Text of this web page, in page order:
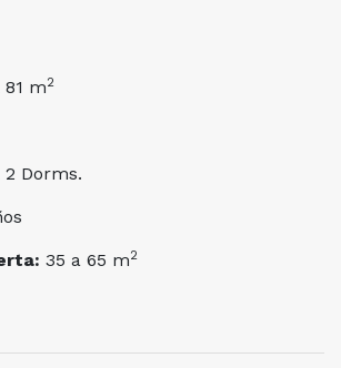
81 m2
2 Dorms.
35 a 65 m2